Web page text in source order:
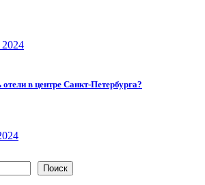
в центре Санкт-Петербурга?
Поиск